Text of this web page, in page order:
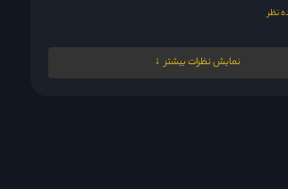
نظر
منم ایطورم😉🤣🤣🤣
نمایش نظرات بیشتر